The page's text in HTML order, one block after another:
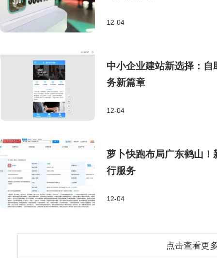
12-04
中小企业建站新选择：
务新篇章
12-04
萝卜快跑布局广东鹤山
行服务
12-04
点击查看更